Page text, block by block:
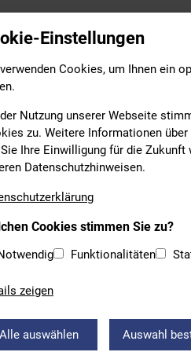
Leistungs- & Wettkampfsport
BSV-
des BSV ist am Freitag,
Einstellungen
Cookies, um Ihnen ein
Nutzung unserer Webseite
zu. Weitere Informationen
Ihre Einwilligung für die Zukunft
Datenschutzhinweisen.
Cookies stimmen Sie zu?
Funktionalitäten
zeigen
Alle auswählen Auswahl